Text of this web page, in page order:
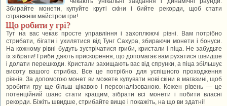
Збирайте монети, купуйте круті скіни і бийте рекорди, щоб стати
справжнім майстром гри!
Що робити у грі?
Тут на вас чекає просте управління і захоплюючі рівні. Вам потрібно
стрибати, бігати і ухилятися від Тунг Сахура, збираючи монети і бонуси.
На кожному рівні будуть зустрічатися гриби, кристали і піца. Не забудьте
їх зібрати! Гриби дають прискорення, що допомагає вам рухатися швидше
і долати перешкоди. Кристали захищають вас від спрунки, а піца збільшує
висоту вашого стрибка. Все це потрібно для успішного проходження
рівнів. За допомогою монет ви можете купувати нові скіни в магазині, щоб
зробити гру ще більш цікавою і персоналізованою. Кожен рівень — це
потенційний шанс стати кращим, зібрати всі монети і побити власні
рекорди. Біжіть швидше, стрибайте вище і покажіть, на що ви здатні!